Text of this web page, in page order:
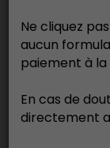
Ne cliquez
aucun
paiement à la
En cas de
directement
Nicolas